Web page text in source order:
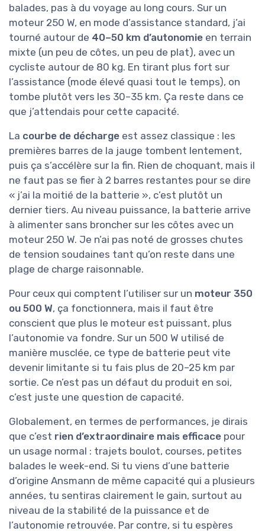
balades, pas à du voyage au long cours. Sur un
moteur 250 W, en mode d’assistance standard, j’ai
tourné autour de 40–50 km d’autonomie en terrain
mixte (un peu de côtes, un peu de plat), avec un
cycliste autour de 80 kg. En tirant plus fort sur
l’assistance (mode élevé quasi tout le temps), on
tombe plutôt vers les 30–35 km. Ça reste dans ce
que j’attendais pour cette capacité.
La courbe de décharge est assez classique : les
premières barres de la jauge tombent lentement,
puis ça s’accélère sur la fin. Rien de choquant, mais il
ne faut pas se fier à 2 barres restantes pour se dire
« j’ai la moitié de la batterie », c’est plutôt un
dernier tiers. Au niveau puissance, la batterie arrive
à alimenter sans broncher sur les côtes avec un
moteur 250 W. Je n’ai pas noté de grosses chutes
de tension soudaines tant qu’on reste dans une
plage de charge raisonnable.
Pour ceux qui comptent l’utiliser sur un moteur 350
ou 500 W, ça fonctionnera, mais il faut être
conscient que plus le moteur est puissant, plus
l’autonomie va fondre. Sur un 500 W utilisé de
manière musclée, ce type de batterie peut vite
devenir limitante si tu fais plus de 20–25 km par
sortie. Ce n’est pas un défaut du produit en soi,
c’est juste une question de capacité.
Globalement, en termes de performances, je dirais
que c’est rien d’extraordinaire mais efficace pour
un usage normal : trajets boulot, courses, petites
balades le week-end. Si tu viens d’une batterie
d’origine Ansmann de même capacité qui a plusieurs
années, tu sentiras clairement le gain, surtout au
niveau de la stabilité de la puissance et de
l’autonomie retrouvée. Par contre, si tu espères